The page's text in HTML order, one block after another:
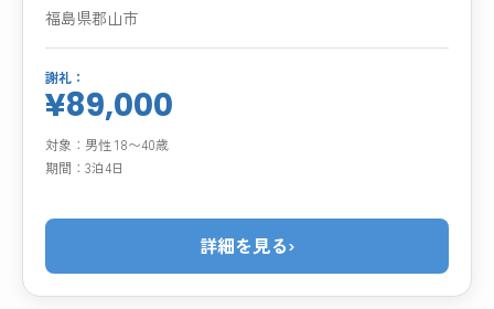
福島県郡山市
謝礼：
¥89,000
対象： 男性 18〜40歳
期間：3泊4日
詳細を見る›